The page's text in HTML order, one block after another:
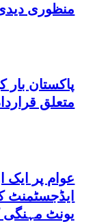
منظوری
پاکستان
متعلق
عوام پر ایک
یونٹ